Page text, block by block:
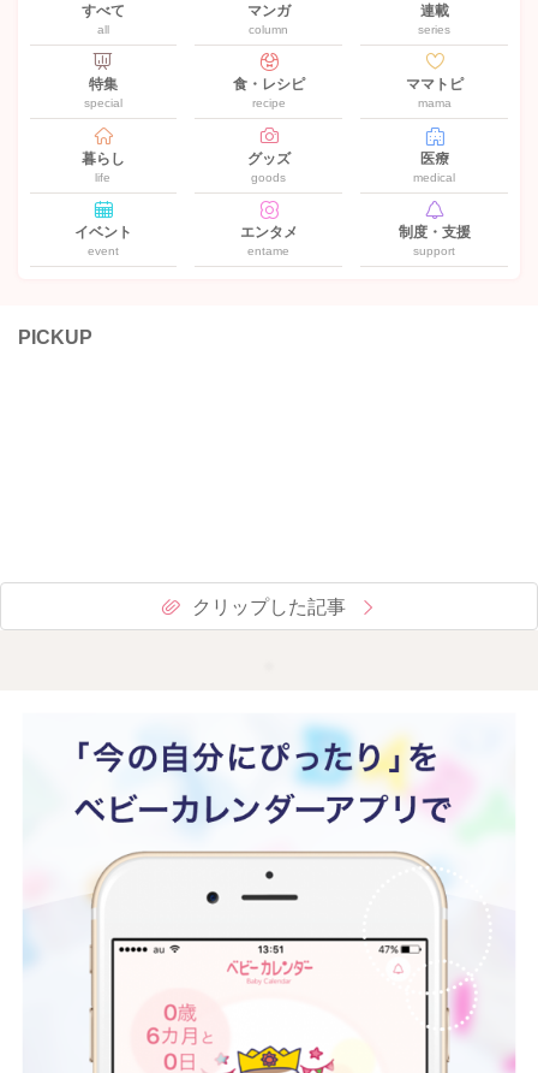
すべて
all
マンガ
column
連載
series
特集
special
食・レシピ
recipe
ママトピ
mama
暮らし
life
グッズ
goods
医療
medical
イベント
event
エンタメ
entame
制度・支援
support
PICKUP
クリップした記事